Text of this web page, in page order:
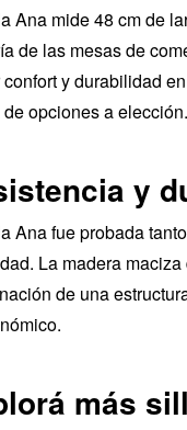
Ana mide 48 cm de
de las mesas de
confort y durabilidad
opciones a elección.
y
Ana fue probada
La madera
de una
más